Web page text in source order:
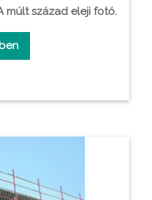
múlt század eleji fotó.